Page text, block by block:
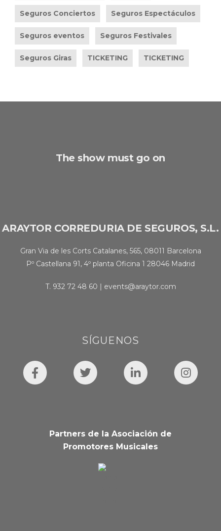
Seguros Conciertos Seguros Espectáculos
Seguros eventos Seguros Festivales
Seguros Giras TICKETING TICKETING
The show must go on
ARAYTOR CORREDURIA DE SEGUROS, S.L.
Gran Via de les Corts Catalanes, 565, 08011 Barcelona
Pº Castellana 91, 4º planta Oficina 1 28046 Madrid
T. 932 72 48 60 | events@araytor.com
SÍGUENOS
Partners de la Asociación de
Promotores Musicales